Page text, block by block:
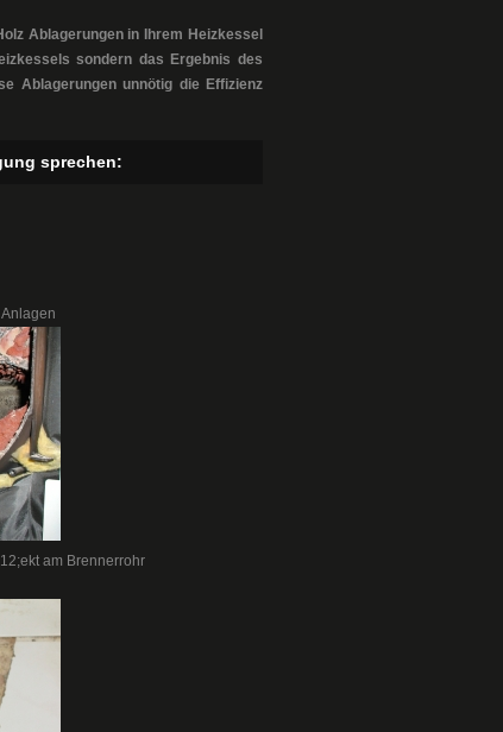
Ablagerungen in Ihrem Heizkessel
sondern das Ergebnis des
Ablagerungen unnötig die Effizienz
sprechen:
am Brennerrohr